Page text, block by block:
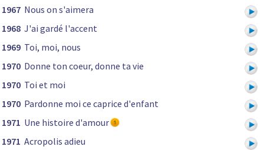
1967 Nous on s'aimera
1968 J'ai gardé l'accent
1969 Toi, moi, nous
1970 Donne ton coeur, donne ta vie
1970 Toi et moi
1970 Pardonne moi ce caprice d'enfant
1971 Une histoire d'amour
1971 Acropolis adieu